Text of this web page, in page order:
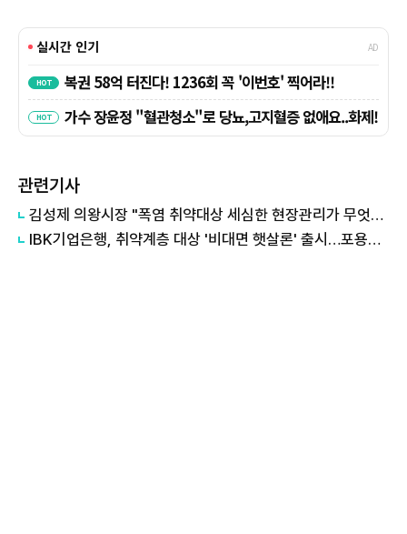
관련기사
김성제 의왕시장 "폭염 취약대상 세심한 현장관리가 무엇보다 중요"
IBK기업은행, 취약계층 대상 '비대면 햇살론' 출시…포용금융 확대